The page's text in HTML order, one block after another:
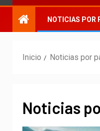
NOTICIAS POR
Inicio Noticias por
Noticias